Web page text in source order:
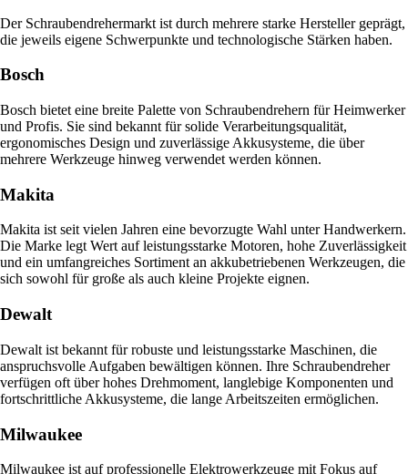
Der Schraubendrehermarkt ist durch mehrere starke Hersteller geprägt,
die jeweils eigene Schwerpunkte und technologische Stärken haben.
Bosch
Bosch bietet eine breite Palette von Schraubendrehern für Heimwerker
und Profis. Sie sind bekannt für solide Verarbeitungsqualität,
ergonomisches Design und zuverlässige Akkusysteme, die über
mehrere Werkzeuge hinweg verwendet werden können.
Makita
Makita ist seit vielen Jahren eine bevorzugte Wahl unter Handwerkern.
Die Marke legt Wert auf leistungsstarke Motoren, hohe Zuverlässigkeit
und ein umfangreiches Sortiment an akkubetriebenen Werkzeugen, die
sich sowohl für große als auch kleine Projekte eignen.
Dewalt
Dewalt ist bekannt für robuste und leistungsstarke Maschinen, die
anspruchsvolle Aufgaben bewältigen können. Ihre Schraubendreher
verfügen oft über hohes Drehmoment, langlebige Komponenten und
fortschrittliche Akkusysteme, die lange Arbeitszeiten ermöglichen.
Milwaukee
Milwaukee ist auf professionelle Elektrowerkzeuge mit Fokus auf